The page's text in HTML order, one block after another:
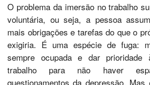
O problema da imersão no trabalho
voluntária, ou seja, a pessoa
mais obrigações e tarefas do que o
exigiria. É uma espécie de fuga:
sempre ocupada e dar prioridade
trabalho para não haver
questionamentos da depressão.